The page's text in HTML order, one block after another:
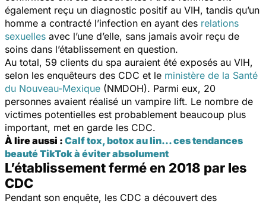
également reçu un diagnostic positif au VIH, tandis qu’un
homme a contracté l’infection en ayant des relations
sexuelles avec l’une d’elle, sans jamais avoir reçu de
soins dans l’établissement en question.
Au total, 59 clients du spa auraient été exposés au VIH,
selon les enquêteurs des CDC et le ministère de la Santé
du Nouveau-Mexique (NMDOH). Parmi eux, 20
personnes avaient réalisé un vampire lift. Le nombre de
victimes potentielles est probablement beaucoup plus
important, met en garde les CDC.
À lire aussi : Calf tox, botox au lin... ces tendances
beauté TikTok à éviter absolument
L’établissement fermé en 2018 par les
CDC
Pendant son enquête, les CDC a découvert des